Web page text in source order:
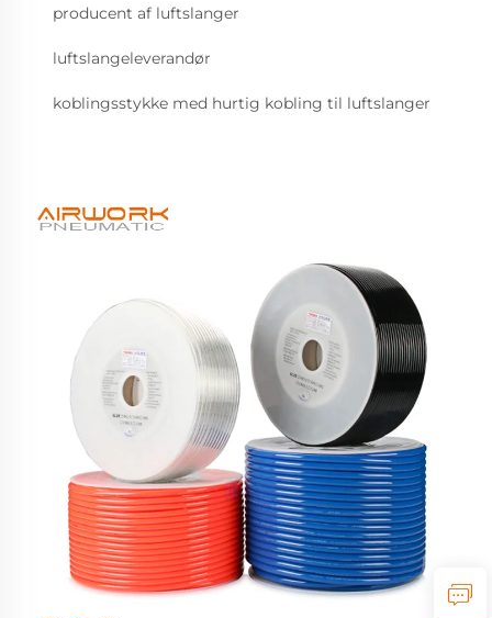
producent af luftslanger
luftslangeleverandør
koblingsstykke med hurtig kobling til luftslanger